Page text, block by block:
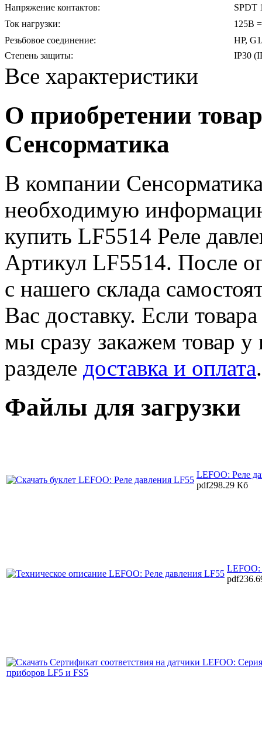
Напряжение контактов:
SPDT
Ток нагрузки:
125В
Резьбовое соединение:
НР,
Степень защиты:
IP30
Все характеристики
О приобретении
Сенсорматика
В компании
необходимую
купить LF5514 Реле
Артикул LF5514. После
с нашего склада
Вас доставку. Если
мы сразу закажем товар
разделе доставка и оплата.
Файлы для загрузки
LEFOO: Реле
pdf298.29 Кб
LEFOO:
pdf